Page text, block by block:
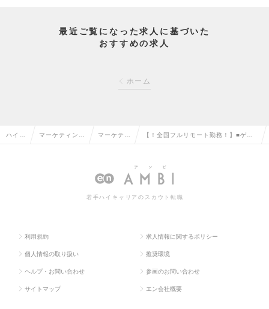
最近ご覧になった求人に基づいた
おすすめの求人
ホーム
ハイク マーケティン マーケティ
企画の転職
【！全国フルリモート勤務！】■ゲー
ンサルタント×バイリンガル■の求人情
若手ハイキャリアのスカウト転職
利用規約 求人情報に関するポリシー
個人情報の取り扱い 推奨環境
ヘルプ・お問い合わせ 参画のお問い合わせ
サイトマップ エン会社概要